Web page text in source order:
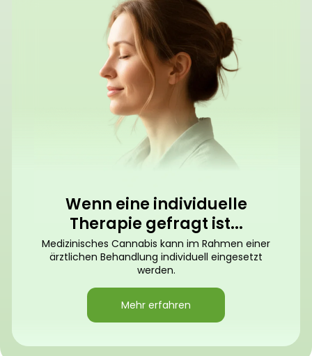
Wenn eine individuelle
Therapie gefragt ist...
Medizinisches Cannabis kann im Rahmen einer
ärztlichen Behandlung individuell eingesetzt
werden.
Mehr erfahren